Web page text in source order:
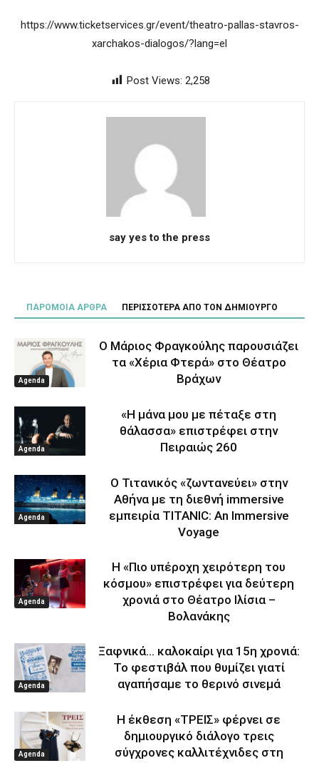
https://www.ticketservices.gr/event/theatro-pallas-stavros-
xarchakos-dialogos/?lang=el
Post Views: 2,258
say yes to the press
ΠΑΡΟΜΟΙΑ ΑΡΘΡΑ ΠΕΡΙΣΣΟΤΕΡΑ ΑΠΟ ΤΟΝ ΔΗΜΙΟΥΡΓΟ
Agenda
Ο Μάριος Φραγκούλης παρουσιάζει
τα «Χέρια Φτερά» στο Θέατρο
Βράχων
Agenda
«Η μάνα μου με πέταξε στη
θάλασσα» επιστρέφει στην
Πειραιώς 260
Agenda
Ο Τιτανικός «ζωντανεύει» στην
Αθήνα με τη διεθνή immersive
εμπειρία TITANIC: An Immersive
Voyage
Agenda
Η «Πιο υπέροχη χειρότερη του
κόσμου» επιστρέφει για δεύτερη
χρονιά στο Θέατρο Ιλίσια –
Βολανάκης
Agenda
Ξαφνικά… καλοκαίρι για 15η χρονιά:
Το φεστιβάλ που θυμίζει γιατί
αγαπήσαμε το θερινό σινεμά
Agenda
Η έκθεση «ΤΡΕΙΣ» φέρνει σε
δημιουργικό διάλογο τρεις
σύγχρονες καλλιτέχνιδες στη